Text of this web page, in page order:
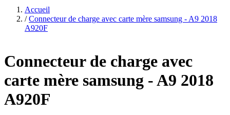
Accueil
/ Connecteur de charge avec carte mère samsung - A9 2018
A920F
Connecteur de charge avec
carte mère samsung - A9 2018
A920F